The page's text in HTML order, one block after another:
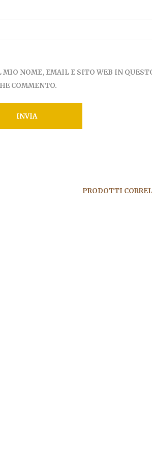
MIO NOME, EMAIL E SITO WEB IN
COMMENTO.
PRODOTTI